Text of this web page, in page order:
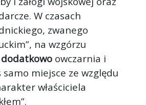
W czasach
zwanego
na wzgórzu
dodatkowo owczarnia i
miejsce ze względu
właściciela